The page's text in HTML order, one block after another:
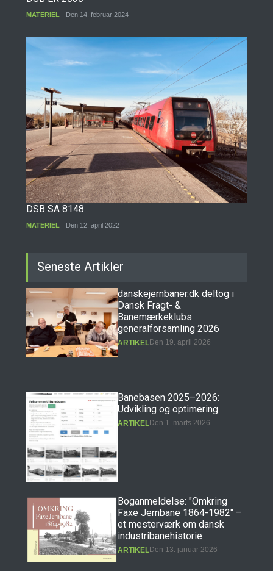
MATERIEL Den 14. februar 2024
DSB SA 8148
MATERIEL Den 12. april 2022
Seneste Artikler
danskejernbaner.dk deltog i
Dansk Fragt- &
Banemærkeklubs
generalforsamling 2026
ARTIKELDen 19. april 2026
Banebasen 2025–2026:
Udvikling og optimering
ARTIKELDen 1. marts 2026
Boganmeldelse: "Omkring
Faxe Jernbane 1864-1982" –
et mesterværk om dansk
industribanehistorie
ARTIKELDen 13. januar 2026